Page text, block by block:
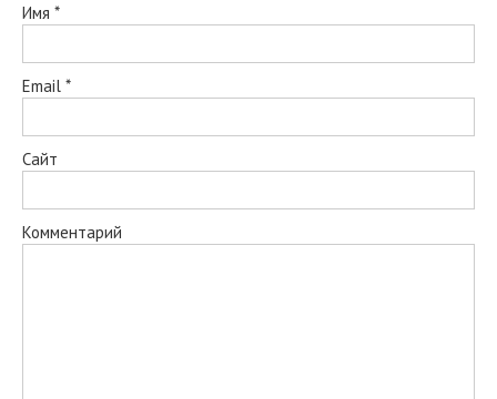
Имя *
Email *
Сайт
Комментарий